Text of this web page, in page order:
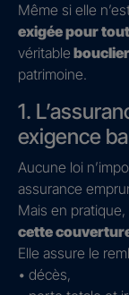
Même si elle
exigée pour
véritable
patrimoine.
1.
exigence
Aucune loi
assurance
Mais en pratique,
cette
Elle assure le
• décès,